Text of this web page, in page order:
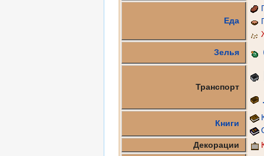
Еда
Зелья
Транспорт
Книги
Декорации